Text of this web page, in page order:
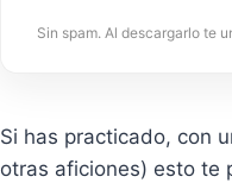
Sin spam. Al descargarlo te
Si has practicado, con
otras aficiones) esto te